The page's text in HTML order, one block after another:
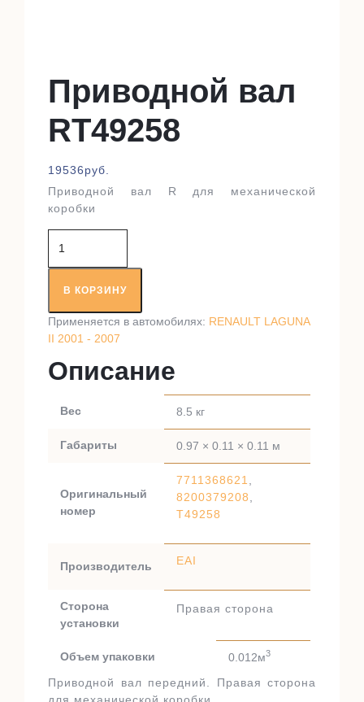
Приводной вал
RT49258
19536руб.
Приводной вал R для механической
коробки
товара
Приводной
валВ КОРЗИНУ
Применяется в автомобилях: RENAULT LAGUNA
II 2001 - 2007
Описание
Вес 8.5 кг
Габариты 0.97 × 0.11 × 0.11 м
Оригинальный
номер
7711368621
8200379208
T49258
Производитель EAI
Сторона
установки
Правая сторона
Объем упаковки 0.012м3
Приводной вал передний. Правая сторона
для механической коробки